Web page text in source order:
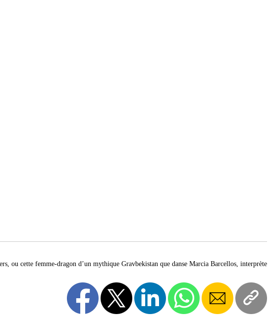
ou cette femme-dragon d’un mythique Gravbekistan que danse Marcia Barcellos, interprète